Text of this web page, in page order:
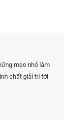
mẹo nhỏ làm
chất giải trí tới